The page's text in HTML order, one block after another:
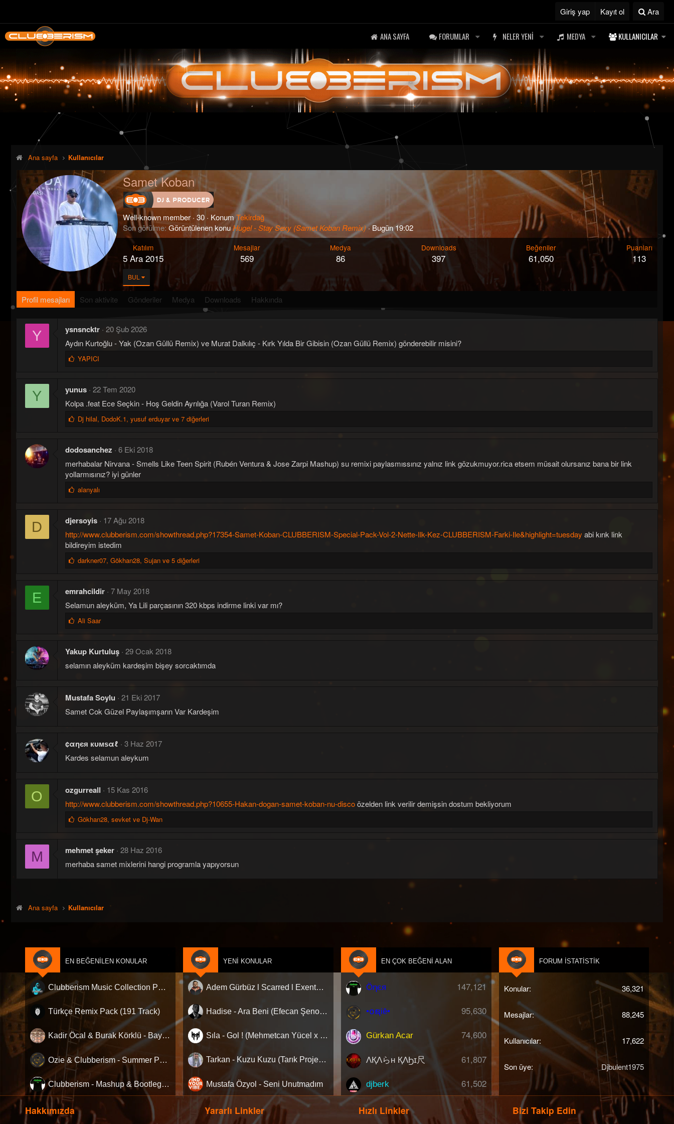
Giriş yap Kayıt ol Ara
ANA SAYFA FORUMLAR NELER YENI MEDYA KULLANICILAR
Ana sayfa Kullanıcılar
Samet Koban
Well-known member · 30 · KonumTekirdağ
Son görülme Görüntülenen konuHugel - Stay Sexy (Samet Koban Remix)·Bugün 19:02
Katılım
5 Ara 2015
Mesajlar
569
Medya
86
Downloads
397
Beğeniler
61,050
Puanları
113
BUL
Profil mesajları Son aktivite Gönderiler Medya Downloads Hakkında
Y ysnsncktr 20 Şub 2026
Aydın Kurtoğlu - Yak (Ozan Güllü Remix) ve Murat Dalkılıç - Kırk Yılda Bir Gibisin (Ozan Güllü Remix) gönderebilir misini?
B
n
i
e
YAPICI
Y yunus 22 Tem 2020
Kolpa .feat Ece Seçkin - Hoş Geldin Ayrılığa (Varol Turan Remix)
B
e
n
i
l
r
Dj hilal, DodoK.1, yusuf erduyar ve 7 diğerleri
dodosanchez
6 Eki 2018
merhabalar Nirvana - Smells Like Teen Spirit (Rubén Ventura & Jose Zarpi Mashup) su remixi paylasmıssınız yalnız link gözukmuyor.rica etsem müsait olursanız bana bir link
yollarmısınız? iyi günler
B
n
i
l
r
alanyalı
D djersoyis
17 Ağu 2018
http://www.clubberism.com/showthread.php?17354-Samet-Koban-CLUBBERISM-Special-Pack-Vol-2-Nette-Ilk-Kez-CLUBBERISM-Farki-Ile&highlight=tuesday abi kırık link
bildireyim istedim
B
n
i
e
darkner07, Gökhan28, Sujan ve 5 diğerleri
E emrahcildir 7 May 2018
Selamun aleyküm, Ya Lili parçasının 320 kbps indirme linki var mı?
B
n
i
:
Ali Saar
Yakup Kurtuluş 29 Ocak 2018
selamın aleyküm kardeşim bişey sorcaktımda
Mustafa Soylu
21 Eki 2017
Samet Cok Güzel Paylaşımşarın Var Kardeşim
¢αηєя кυмѕαℓ
3 Haz 2017
Kardes selamun aleykum
O ozgurreall
15 Kas 2016
http://www.clubberism.com/showthread.php?10655-Hakan-dogan-samet-koban-nu-discoözelden link verilir demişsin dostum bekliyorum
B
e
n
i
Gökhan28, sevketve Dj-Wan
M mehmet şeker 28 Haz 2016
merhaba samet mixlerini hangi programla yapıyorsun
Ana sayfa Kullanıcılar
EN BEĞENILEN KONULAR
Clubberism Music Collection Pack Vol. 4 | by ʍ͝ʌʀco͜ ʌɴϯσɴio ҇
Türkçe Remix Pack (191 Track)
Kadir Öcal & Burak Körklü - Bayrama Özel Pack
Ozie & Clubberism - Summer Pack Vol.1
Clubberism - Mashup & Bootleg Pack
YENI KONULAR
Adem Gürbüz l Scarred l Exented Orginal Mix ( Acapella )
Hadise - Ara Beni (Efecan Şenol Remix)
Sıla - Gol ! (Mehmetcan Yücel x Hazar Alakuştekin Remix)
Tarkan - Kuzu Kuzu (Tarık Project Edit)
Mustafa Özyol - Seni Unutmadım
EN ÇOK BEĞENI ALAN
147,121
Öηєя
95,630
•໐ຊiē•
74,600
Gürkan Acar
61,807
ΛҚΛらн ҚΛϦɪ尺
61,502
djberk
FORUM İSTATISTIK
Konular 36,321
Mesajlar 88,245
Kullanıcılar 17,622
Son üye Djbulent1975
Hakkımızda Yararlı Linkler Hızlı Linkler Bizi Takip Edin